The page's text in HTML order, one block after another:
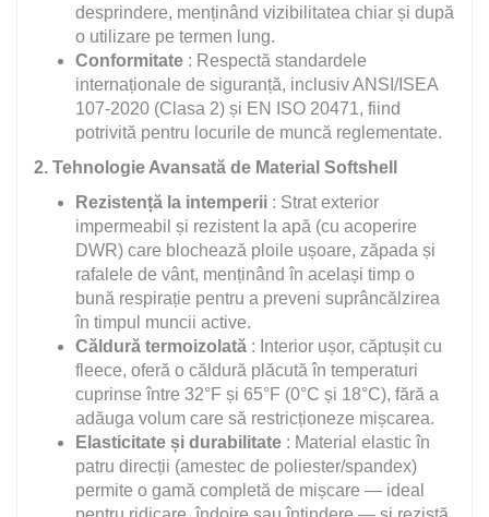
desprindere, menținând vizibilitatea chiar și după
o utilizare pe termen lung.
Conformitate : Respectă standardele
internaționale de siguranță, inclusiv ANSI/ISEA
107-2020 (Clasa 2) și EN ISO 20471, fiind
potrivită pentru locurile de muncă reglementate.
2. Tehnologie Avansată de Material Softshell
Rezistență la intemperii : Strat exterior
impermeabil și rezistent la apă (cu acoperire
DWR) care blochează ploile ușoare, zăpada și
rafalele de vânt, menținând în același timp o
bună respirație pentru a preveni suprâncălzirea
în timpul muncii active.
Căldură termoizolată : Interior ușor, căptușit cu
fleece, oferă o căldură plăcută în temperaturi
cuprinse între 32°F și 65°F (0°C și 18°C), fără a
adăuga volum care să restricționeze mișcarea.
Elasticitate și durabilitate : Material elastic în
patru direcții (amestec de poliester/spandex)
permite o gamă completă de mișcare — ideal